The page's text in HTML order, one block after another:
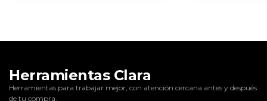
Herramientas Clara
Herramientas para trabajar mejor, con atención cercana antes y después
de tu compra.